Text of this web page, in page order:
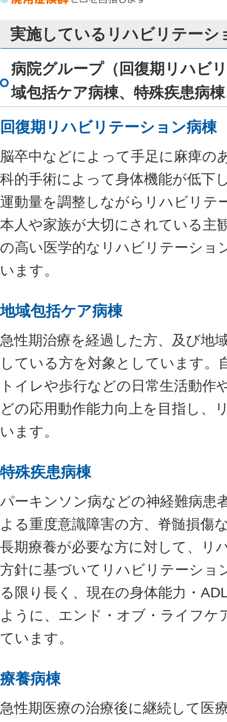
実施しているリハビリテーシ
病院グループ（回復期リハビ
域包括ケア病棟、特殊疾患病
回復期リハビリテーション病棟
脳卒中などによって手足に麻痺の
科的手術によって身体機能が低下
運動量を調整しながらリハビリテ
本人や家族が大切にされている主
の高い医学的なリハビリテーショ
います。
地域包括ケア病棟
急性期治療を経過した方、及び地
している方を対象としています。
トイレや歩行などの日常生活動作
どの応用動作能力向上を目指し、
います。
特殊疾患病棟
パーキンソン病などの神経難病患
よる重度意識障害の方、脊髄損傷
長期療養が必要な方に対して、リ
方針に基づいてリハビリテーショ
る限り長く、現在の身体能力・
ように、エンド・オブ・ライフケ
ています。
療養病棟
急性期医療の治療後に継続して医